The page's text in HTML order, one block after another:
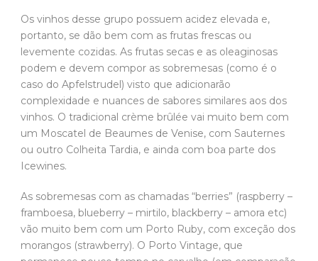
Os vinhos desse grupo possuem acidez elevada e,
portanto, se dão bem com as frutas frescas ou
levemente cozidas. As frutas secas e as oleaginosas
podem e devem compor as sobremesas (como é o
caso do Apfelstrudel) visto que adicionarão
complexidade e nuances de sabores similares aos dos
vinhos. O tradicional crème brûlée vai muito bem com
um Moscatel de Beaumes de Venise, com Sauternes
ou outro Colheita Tardia, e ainda com boa parte dos
Icewines.
As sobremesas com as chamadas “berries” (raspberry –
framboesa, blueberry – mirtilo, blackberry – amora etc)
vão muito bem com um Porto Ruby, com exceção dos
morangos (strawberry). O Porto Vintage, que